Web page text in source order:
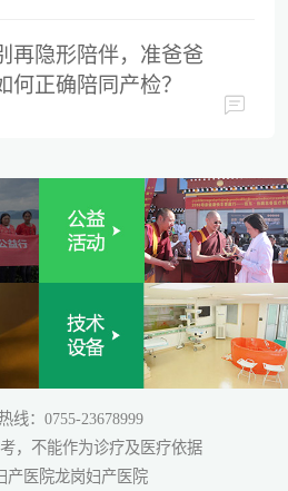
再隐形陪伴，准爸爸
何正确陪同产检？
线：0755-23678999
，不能作为诊疗及医疗依据
产医院龙岗妇产医院